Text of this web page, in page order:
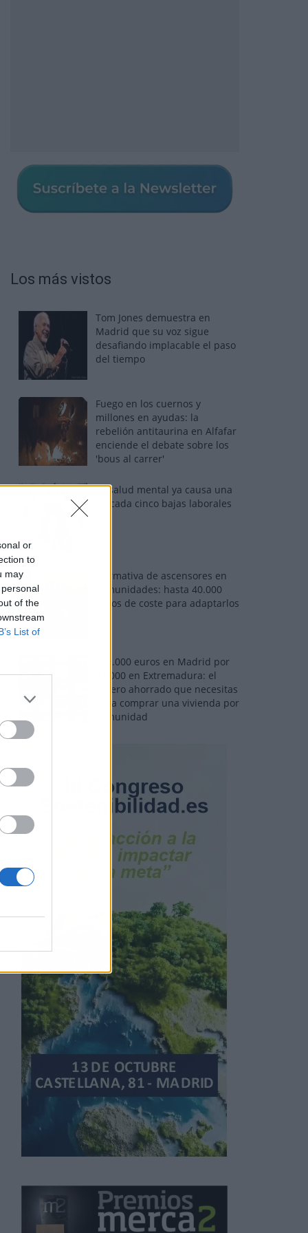
or
to
may
of the
List of
Los más vistos
Tom Jones demuestra en
Madrid que su voz sigue
desafiando implacable el paso
del tiempo
Fuego en los cuernos y
millones en ayudas: la
rebelión antitaurina en Alfafar
enciende el debate sobre los
'bous al carrer'
La salud mental ya causa una
de cada cinco bajas laborales
Normativa de ascensores en
comunidades: hasta 40.000
euros de coste para adaptarlos
110.000 euros en Madrid por
31.000 en Extremadura: el
dinero ahorrado que necesitas
para comprar una vivienda por
comunidad